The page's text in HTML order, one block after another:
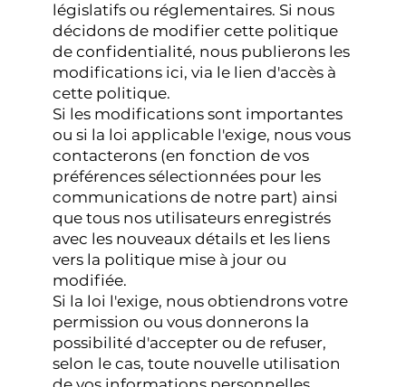
législatifs ou réglementaires. Si nous
décidons de modifier cette politique
de confidentialité, nous publierons les
modifications ici, via le lien d'accès à
cette politique.
Si les modifications sont importantes
ou si la loi applicable l'exige, nous vous
contacterons (en fonction de vos
préférences sélectionnées pour les
communications de notre part) ainsi
que tous nos utilisateurs enregistrés
avec les nouveaux détails et les liens
vers la politique mise à jour ou
modifiée.
Si la loi l'exige, nous obtiendrons votre
permission ou vous donnerons la
possibilité d'accepter ou de refuser,
selon le cas, toute nouvelle utilisation